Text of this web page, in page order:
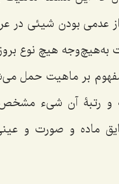
عدمی بودن شیئی در
به‌هیچ‌وجه هیچ نوع
بر ماهیت حمل
و رتبۀ آن شیء
ماده و صورت و